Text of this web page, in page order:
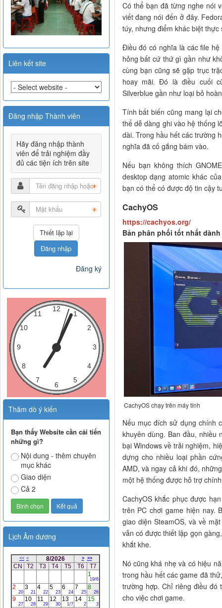
Có thể bạn đã từng nghe nói
viết đang nói đến ở đây.
túy, nhưng điểm khác biệt
Điều đó có nghĩa là các file
hỏng bất cứ thứ gì gần như
cùng bạn cũng sẽ gặp trục
hoay mãi. Đó là điều cuối
Silverblue gần như loại bỏ
Tính bất biến cũng mang lại
thể dễ dàng ghi vào hệ thống
dài. Trong hầu hết các trường
nghĩa đã cố gắng bám vào.
Nếu bạn không thích
desktop dạng atomic khác
bạn có thể có được độ tin cậy
CachyOS
https://cachyos.org/
Bản phân phối tốt nhất dành
CachyOS chạy trên máy tính
Nếu mục đích sử dụng chính
khuyên dùng. Ban đầu, nhiều
bại Windows về trải nghiệm,
dựng cho nhiều loại phần
AMD, và ngay cả khi đó,
một hệ thống được hỗ trợ
CachyOS khắc phục được
trên PC chơi game hiện nay.
giao diện SteamOS, và về
vẫn có được thiết lập gọn
khắt khe.
Nó cũng khá nhẹ và có hiệu
trong hầu hết các game đã
trường hợp. Chỉ riêng điều đó
cho việc chơi game.
Liên kết site
Đăng nhập Thành viên
Hãy đăng nhập thành
viên để trải nghiệm đầy
đủ các tiện ích trên site
Đăng nhập
Đăng ký
Thăm dò ý kiến
Bạn thấy Website cần cải tiến
những gì?
Nội dung - thêm chuyên
mục khác
Giao diện
Cả 2
Lịch Âm dương